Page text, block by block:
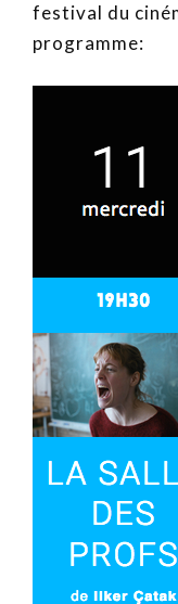
festival du
programme: